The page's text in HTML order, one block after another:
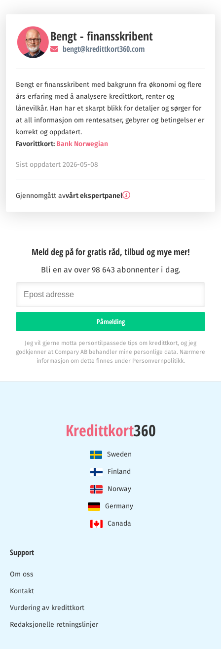
Bengt - finansskribent
bengt@kredittkort360.com
Bengt er finansskribent med bakgrunn fra økonomi og flere
års erfaring med å analysere kredittkort, renter og
lånevilkår. Han har et skarpt blikk for detaljer og sørger for
at all informasjon om rentesatser, gebyrer og betingelser er
korrekt og oppdatert.
Favorittkort: Bank Norwegian
Sist oppdatert 2026-05-08
Gjennomgått avvårt ekspertpanel
Meld deg på for gratis råd, tilbud og mye mer!
Bli en av over 98 643 abonnenter i dag.
Påmelding
Jeg vil gjerne motta persontilpassede tips om kredittkort, og jeg
godkjenner at Compary AB behandler mine personlige data. Nærmere
informasjon om dette finnes under Personvernpolitikk.
Kredittkort360
Sweden
Finland
Norway
Germany
Canada
Support
Om oss
Kontakt
Vurdering av kredittkort
Redaksjonelle retningslinjer